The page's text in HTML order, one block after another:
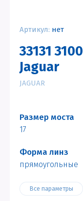
Артикул: нет
33131
Jaguar
JAGUAR
Размер моста
17
Форма линз
прямоугольные
Все параметры